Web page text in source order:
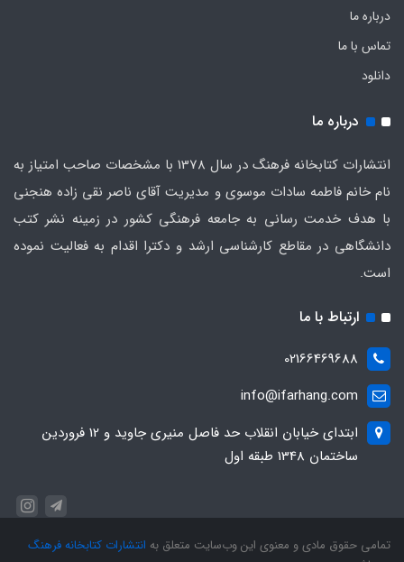
درباره ما
تماس با ما
دانلود
درباره ما
انتشارات کتابخانه فرهنگ در سال 1378 با مشخصات صاحب امتیاز به
نام خانم فاطمه سادات موسوی و مدیریت آقای ناصر نقی زاده هنجنی
با هدف خدمت رسانی به جامعه فرهنگی کشور در زمینه نشر کتب
دانشگاهی در مقاطع کارشناسی ارشد و دکترا اقدام به فعالیت نموده
است.
ارتباط با ما
02166469688
info@ifarhang.com
ابتداي خيابان انقلاب حد فاصل منيري جاويد و 12 فروردين
ساختمان 1348 طبقه اول
تمامی حقوق مادی و معنوی این وب‌سایت متعلق به انتشارات کتابخانه فرهنگ